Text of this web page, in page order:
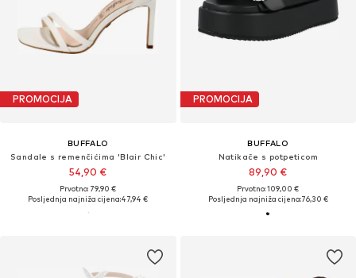
PROMOCIJA
BUFFALO
Sandale s remenčićima 'Blair Chic'
54,90 €
Prvotno: 79,90 €
Posljednja najniža cijena:47,94 €
PROMOCIJA
BUFFALO
Natikače s potpeticom
89,90 €
Prvotno: 109,00 €
Posljednja najniža cijena:76,30 €